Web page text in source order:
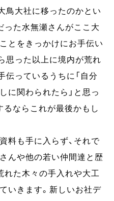
鳥大社に移ったのかとい
った水無瀬さんがここ大
とをきっかけにお手伝い
思った以上に境内が荒れ
伝っているうちに「自分
に関わられたら」と思っ
るならこれが最後かもし
料も手に入らず、それで
んや他の若い仲間達と歴
れた木々の手入れや大工
いきます。新しいお社デ